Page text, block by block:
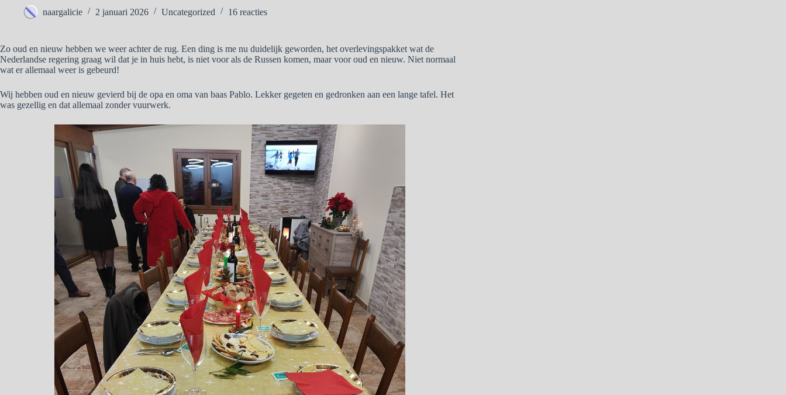
naargalicie 2 januari 2026 Uncategorized 16 reacties
Zo oud en nieuw hebben we weer achter de rug. Een ding is me nu duidelijk geworden, het overlevingspakket wat de
Nederlandse regering graag wil dat je in huis hebt, is niet voor als de Russen komen, maar voor oud en nieuw. Niet normaal
wat er allemaal weer is gebeurd!
Wij hebben oud en nieuw gevierd bij de opa en oma van baas Pablo. Lekker gegeten en gedronken aan een lange tafel. Het
was gezellig en dat allemaal zonder vuurwerk.